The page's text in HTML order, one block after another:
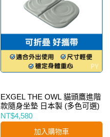
EXGEL THE OWL 貓頭鷹進階
款隨身坐墊 日本製 (多色可選)
NT$4,580
加入購物車